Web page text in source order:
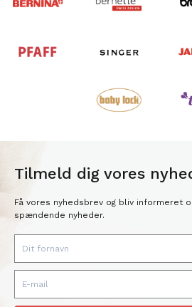
Tilmeld dig vores
Få vores nyhedsbrev og bliv informeret
spændende nyheder.